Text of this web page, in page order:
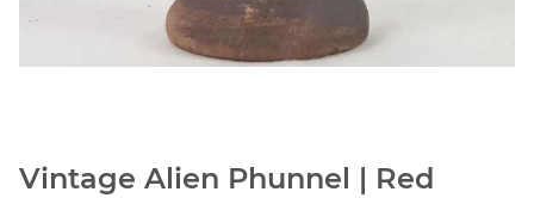
Vintage Alien Phunnel | Red